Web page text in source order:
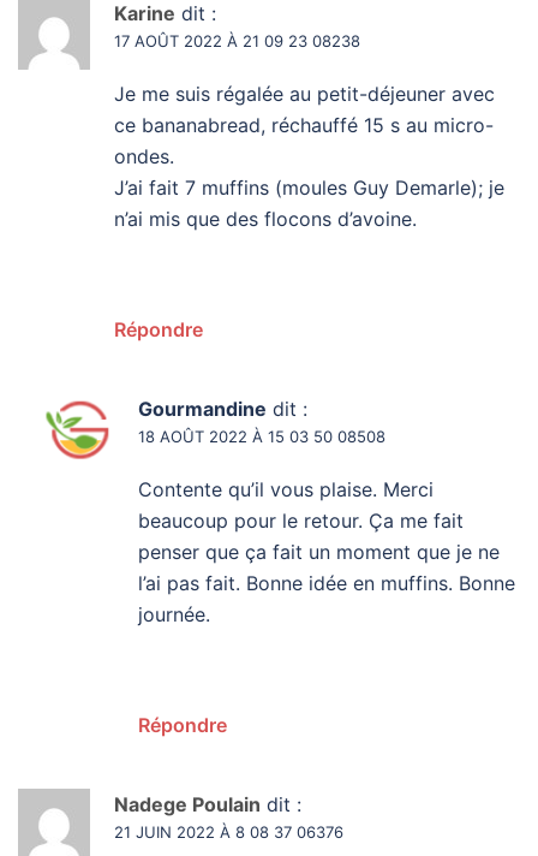
Karine dit :
17 AOÛT 2022 À 21 09 23 08238
Je me suis régalée au petit-déjeuner avec
ce bananabread, réchauffé 15 s au micro-
ondes.
J’ai fait 7 muffins (moules Guy Demarle); je
n’ai mis que des flocons d’avoine.
Répondre
Gourmandine dit :
18 AOÛT 2022 À 15 03 50 08508
Contente qu’il vous plaise. Merci
beaucoup pour le retour. Ça me fait
penser que ça fait un moment que je ne
l’ai pas fait. Bonne idée en muffins. Bonne
journée.
Répondre
Nadege Poulain dit :
21 JUIN 2022 À 8 08 37 06376